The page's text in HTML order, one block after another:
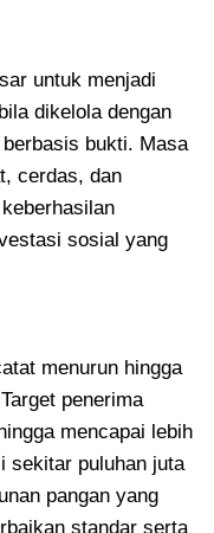
untuk menjadi
dikelola dengan
bukti. Masa
cerdas, dan
sosial yang
menurun hingga
penerima
mencapai lebih
sekitar puluhan juta
pangan yang
standar serta